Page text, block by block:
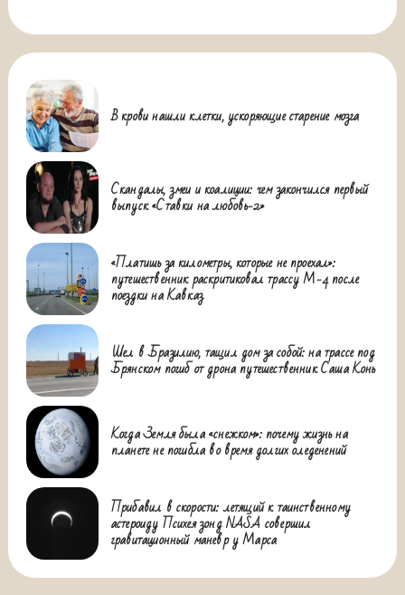
В крови нашли клетки, ускоряющие старение мозга
Скандалы, змеи и коалиции: чем закончился первый
выпуск «Ставки на любовь-2»
«Платишь за километры, которые не проехал»:
путешественник раскритиковал трассу М-4 после
поездки на Кавказ
Шел в Бразилию, тащил дом за собой: на трассе под
Брянском погиб от дрона путешественник Саша Конь
Когда Земля была «снежком»: почему жизнь на
планете не погибла во время долгих оледенений
Прибавил в скорости: летящий к таинственному
астероиду Психея зонд NASA совершил
гравитационный маневр у Марса